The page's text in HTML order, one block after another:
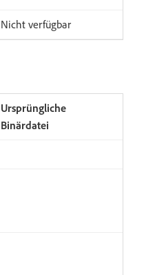
Nicht verfügbar
Ursprüngliche
Binärdatei